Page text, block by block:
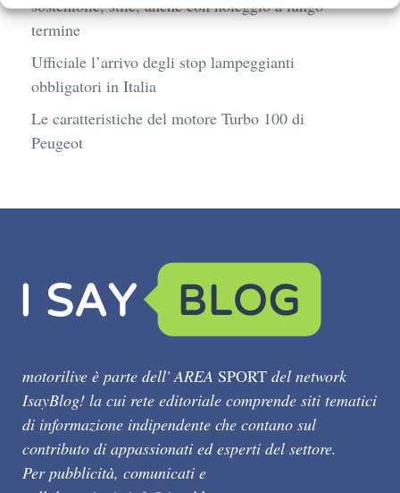
sostenibile, stile, anche con noleggio a lungo
termine
Ufficiale l’arrivo degli stop lampeggianti
obbligatori in Italia
Le caratteristiche del motore Turbo 100 di
Peugeot
motorilive è parte dell' AREA SPORT del network
IsayBlog! la cui rete editoriale comprende siti tematici
di informazione indipendente che contano sul
contributo di appassionati ed esperti del settore.
Per pubblicità, comunicati e